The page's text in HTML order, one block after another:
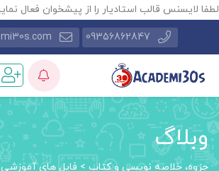
لطفا لایسنس قالب استادیار را از پیشخوان فعال
09356862847
وبلاگ
جزوه، خلاصه نویسی و کتاب> فایل های آموزشی